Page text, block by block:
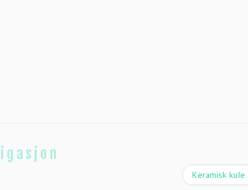
Keramisk kule